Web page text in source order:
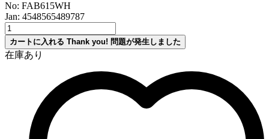
No: FAB615WH
Jan: 4548565489787
カートに入れる Thank you! 問題が発生しました
在庫あり